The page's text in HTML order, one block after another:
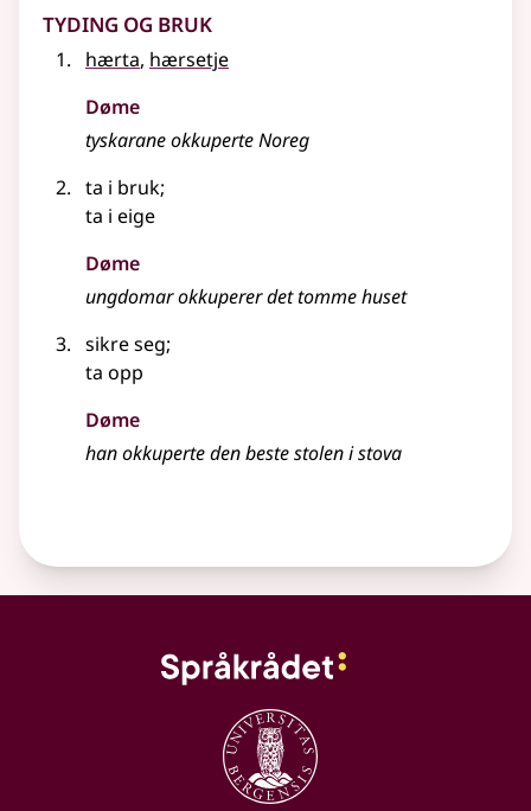
Tyding og bruk
hærta, hærsetje
Døme
tyskarane okkuperte Noreg
ta i bruk;
ta i eige
Døme
ungdomar okkuperer det tomme huset
sikre seg;
ta opp
Døme
han okkuperte den beste stolen i stova